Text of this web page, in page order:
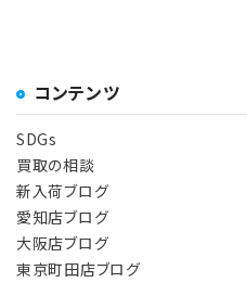
コンテンツ
SDGs
買取の相談
新入荷ブログ
愛知店ブログ
大阪店ブログ
東京町田店ブログ